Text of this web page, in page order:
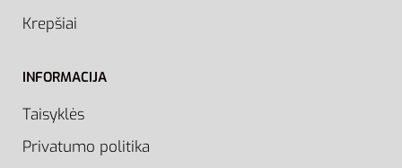
Krepšiai
INFORMACIJA
Taisyklės
Privatumo politika